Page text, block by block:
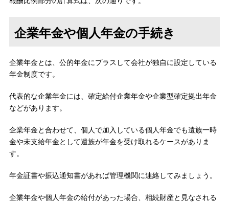
企業年金や個人年金の手続き
企業年金とは、公的年金にプラスして会社が独自に設定している
年金制度です。
代表的な企業年金には、確定給付企業年金や企業型確定拠出年金
などがあります。
企業年金と合わせて、個人で加入している個人年金でも遺族一時
金や未支給年金として遺族が年金を受け取れるケースがありま
す。
年金証書や振込通知書があれば管理機関に連絡してみましょう。
企業年金や個人年金の給付があった場合、相続財産と見なされる